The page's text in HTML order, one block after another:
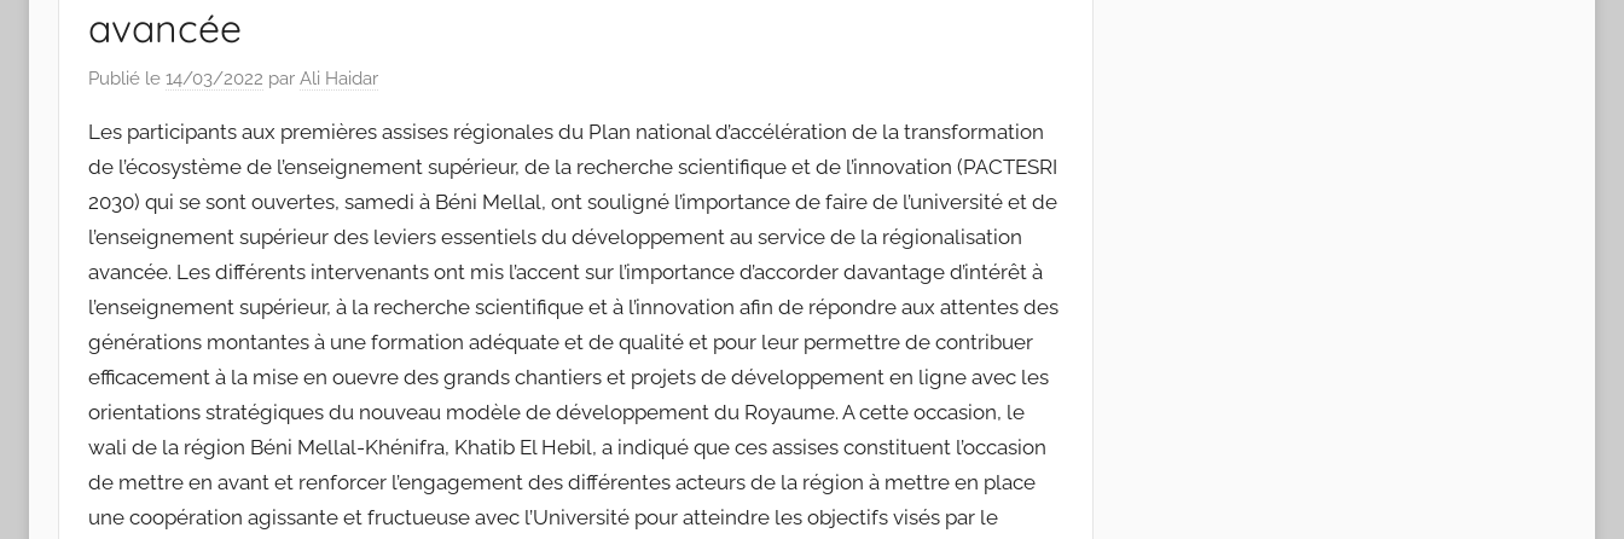
avancée
Publié le 14/03/2022 par Ali Haidar
Les participants aux premières assises régionales du Plan national d’accélération de la transformation
de l’écosystème de l’enseignement supérieur, de la recherche scientifique et de l’innovation (PACTESRI
2030) qui se sont ouvertes, samedi à Béni Mellal, ont souligné l’importance de faire de l’université et de
l’enseignement supérieur des leviers essentiels du développement au service de la régionalisation
avancée. Les différents intervenants ont mis l’accent sur l’importance d’accorder davantage d’intérêt à
l’enseignement supérieur, à la recherche scientifique et à l’innovation afin de répondre aux attentes des
générations montantes à une formation adéquate et de qualité et pour leur permettre de contribuer
efficacement à la mise en ouevre des grands chantiers et projets de développement en ligne avec les
orientations stratégiques du nouveau modèle de développement du Royaume. A cette occasion, le
wali de la région Béni Mellal-Khénifra, Khatib El Hebil, a indiqué que ces assises constituent l’occasion
de mettre en avant et renforcer l’engagement des différentes acteurs de la région à mettre en place
une coopération agissante et fructueuse avec l’Université pour atteindre les objectifs visés par le